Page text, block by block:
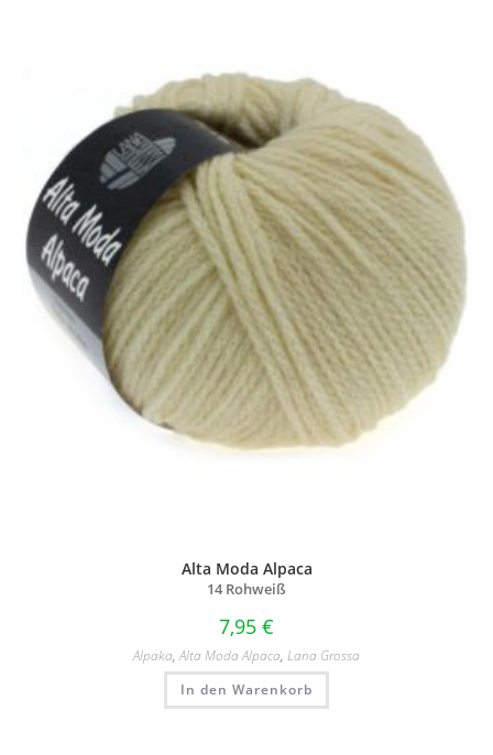
Alta Moda Alpaca
14 Rohweiß
7,95 €
Alpaka,Alta Moda Alpaca, Lana Grossa
In den Warenkorb